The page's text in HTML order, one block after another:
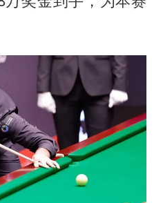
存储板块集体大跌
斌获《歌手2026》歌王
日本试射“战斧”导弹，国防部回应
斌韩磊 谁帮谁
基础开新局